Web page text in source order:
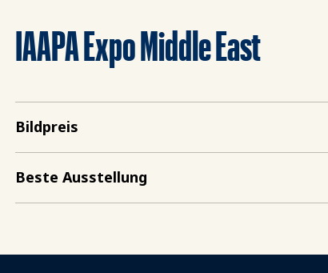
IAAPA Expo Middle East
Bildpreis
Beste Ausstellung